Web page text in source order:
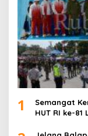
1
Semangat
HUT RI ke-